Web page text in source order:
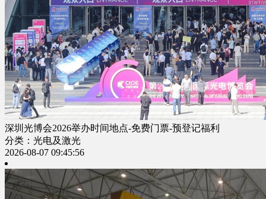
深圳光博会2026举办时间地点-免费门票-预登记福利
分类：光电及激光
2026-08-07 09:45:56